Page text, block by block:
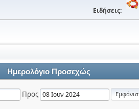
Ειδήσεις:
Ημερολόγιο Προσεχώς
Προς